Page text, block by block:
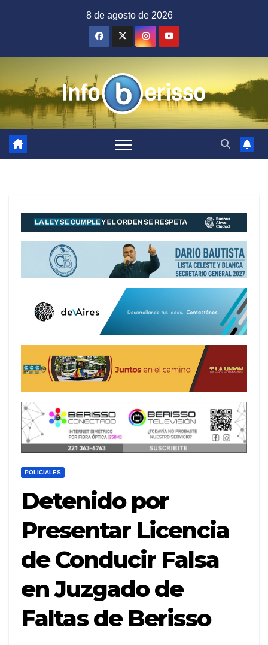
8 de agosto de 2026
POLICIALES
Detenido por
Presentar Licencia
de Conducir Falsa
en Juzgado de
Faltas de Berisso